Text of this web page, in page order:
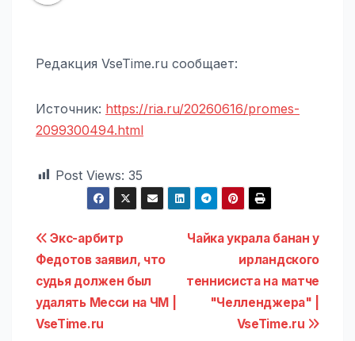
Редакция VseTime.ru сообщает:
Источник: https://ria.ru/20260616/promes-
2099300494.html
Post Views: 35
Навигация
по
записям
Чайка украла банан у
ирландского
теннисиста на матче
"Челленджера" |
VseTime.ru
Экс-арбитр
Федотов заявил, что
судья должен был
удалять Месси на ЧМ |
VseTime.ru